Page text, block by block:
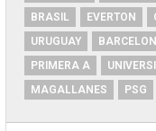
BRASIL
EVERTON
URUGUAY
PRIMERA A
MAGALLANES
PSG